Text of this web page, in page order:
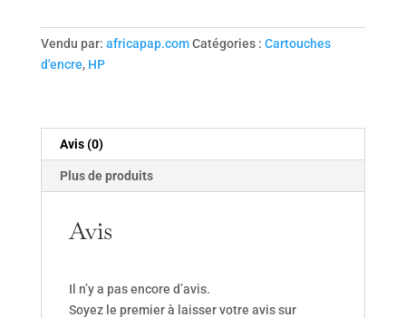
Vendu par: africapap.com Catégories : Cartouches
d'encre, HP
Avis (0)
Plus de produits
Avis
Il n’y a pas encore d’avis.
Soyez le premier à laisser votre avis sur